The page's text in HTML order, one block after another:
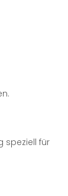
speziell für